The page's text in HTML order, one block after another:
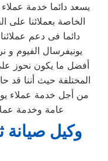
يسعد دائما خدمة
الخاصة بعملائنا
دائما فى دعم
يونيفرسال الفيوم و
أفضل ما يكون نحوز
المختلفة حيث أننا قد
من أجل خدمة عملاء
عامة وخدمة
وكيل صيانة